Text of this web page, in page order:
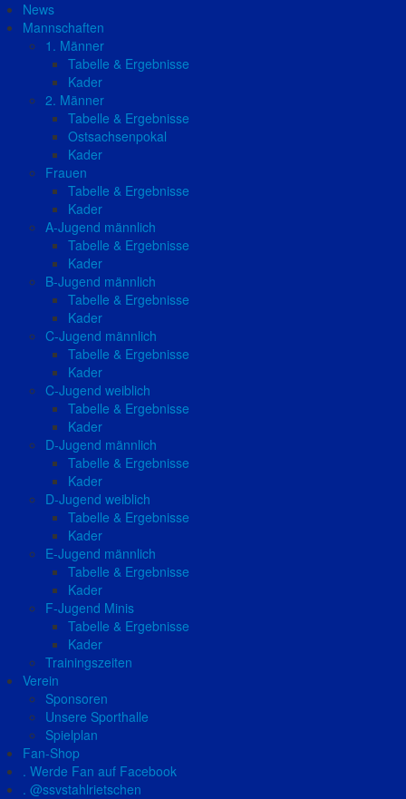
News
Mannschaften
1. Männer
Tabelle & Ergebnisse
Kader
2. Männer
Tabelle & Ergebnisse
Ostsachsenpokal
Kader
Frauen
Tabelle & Ergebnisse
Kader
A-Jugend männlich
Tabelle & Ergebnisse
Kader
B-Jugend männlich
Tabelle & Ergebnisse
Kader
C-Jugend männlich
Tabelle & Ergebnisse
Kader
C-Jugend weiblich
Tabelle & Ergebnisse
Kader
D-Jugend männlich
Tabelle & Ergebnisse
Kader
D-Jugend weiblich
Tabelle & Ergebnisse
Kader
E-Jugend männlich
Tabelle & Ergebnisse
Kader
F-Jugend Minis
Tabelle & Ergebnisse
Kader
Trainingszeiten
Verein
Sponsoren
Unsere Sporthalle
Spielplan
Fan-Shop
. Werde Fan auf Facebook
. @ssvstahlrietschen